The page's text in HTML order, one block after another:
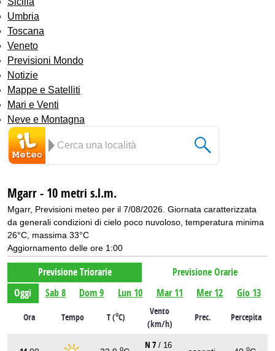
Umbria
Toscana
Veneto
Previsioni Mondo
Notizie
Mappe e Satelliti
Mari e Venti
Neve e Montagna
Mgarr - 10 metri s.l.m.
Mgarr, Previsioni meteo per il 7/08/2026. Giornata caratterizzata
da generali condizioni di cielo poco nuvoloso, temperatura minima
26°C, massima 33°C
Aggiornamento delle ore 1:00
Previsione Triorarie
Previsione Orarie
Oggi
Sab 8 Dom 9 Lun 10 Mar 11 Mer 12 Gio 13
Ora Tempo T (oC)
Vento
(km/h)
Prec. Percepita
o N 7 / 16 o